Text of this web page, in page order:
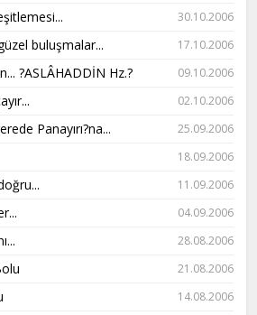
30.10.2006
buluşmalar... 17.10.2006
?ASLÂHADDİN Hz.? 09.10.2006
02.10.2006
Panayırı?na... 25.09.2006
18.09.2006
11.09.2006
04.09.2006
28.08.2006
21.08.2006
14.08.2006